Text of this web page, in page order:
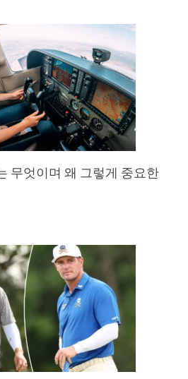
무엇이며 왜 그렇게 중요한